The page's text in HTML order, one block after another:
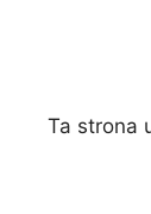
Ta strona